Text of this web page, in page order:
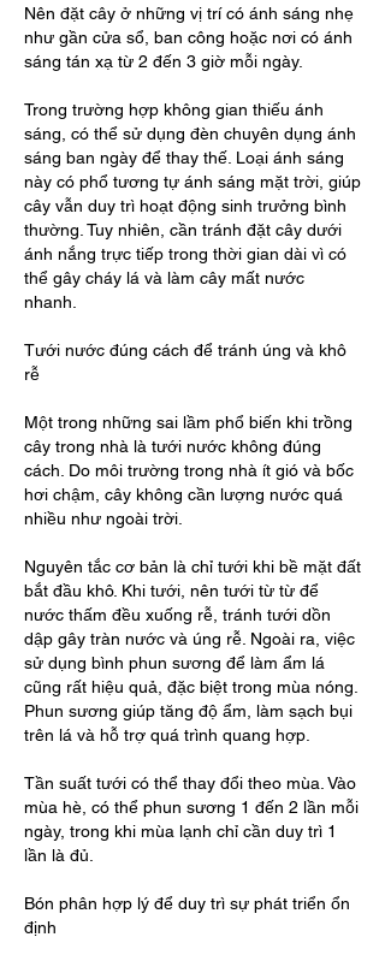
Nên đặt cây ở những vị trí có ánh sáng nhẹ
như gần cửa sổ, ban công hoặc nơi có ánh
sáng tán xạ từ 2 đến 3 giờ mỗi ngày.
Trong trường hợp không gian thiếu ánh
sáng, có thể sử dụng đèn chuyên dụng ánh
sáng ban ngày để thay thế. Loại ánh sáng
này có phổ tương tự ánh sáng mặt trời, giúp
cây vẫn duy trì hoạt động sinh trưởng bình
thường. Tuy nhiên, cần tránh đặt cây dưới
ánh nắng trực tiếp trong thời gian dài vì có
thể gây cháy lá và làm cây mất nước
nhanh.
Tưới nước đúng cách để tránh úng và khô
rễ
Một trong những sai lầm phổ biến khi trồng
cây trong nhà là tưới nước không đúng
cách. Do môi trường trong nhà ít gió và bốc
hơi chậm, cây không cần lượng nước quá
nhiều như ngoài trời.
Nguyên tắc cơ bản là chỉ tưới khi bề mặt đất
bắt đầu khô. Khi tưới, nên tưới từ từ để
nước thấm đều xuống rễ, tránh tưới dồn
dập gây tràn nước và úng rễ. Ngoài ra, việc
sử dụng bình phun sương để làm ẩm lá
cũng rất hiệu quả, đặc biệt trong mùa nóng.
Phun sương giúp tăng độ ẩm, làm sạch bụi
trên lá và hỗ trợ quá trình quang hợp.
Tần suất tưới có thể thay đổi theo mùa. Vào
mùa hè, có thể phun sương 1 đến 2 lần mỗi
ngày, trong khi mùa lạnh chỉ cần duy trì 1
lần là đủ.
Bón phân hợp lý để duy trì sự phát triển ổn
định